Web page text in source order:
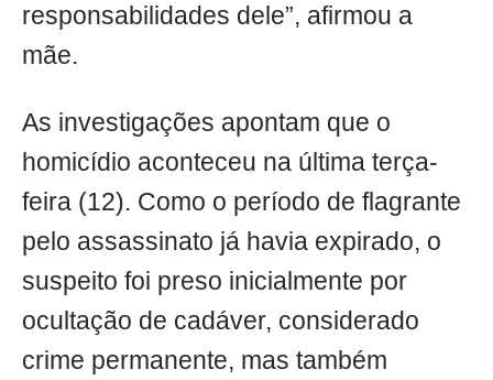
responsabilidades dele”, afirmou a
mãe.
As investigações apontam que o
homicídio aconteceu na última terça-
feira (12). Como o período de flagrante
pelo assassinato já havia expirado, o
suspeito foi preso inicialmente por
ocultação de cadáver, considerado
crime permanente, mas também